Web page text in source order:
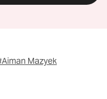
Mazyek